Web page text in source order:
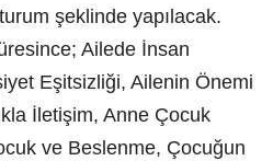
şeklinde yapılacak.
Ailede İnsan
Eşitsizliği, Ailenin Önemi
İletişim, Anne Çocuk
ve Beslenme, Çocuğun